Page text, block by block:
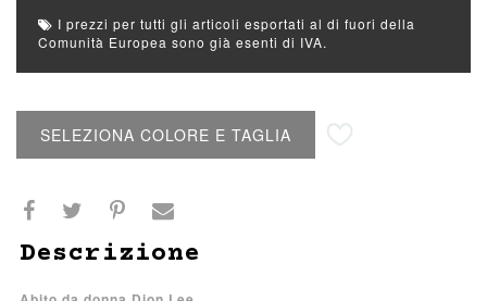
I prezzi per tutti gli articoli esportati al di fuori della
Comunità Europea sono già esenti di IVA.
SELEZIONA COLORE E TAGLIA
Descrizione